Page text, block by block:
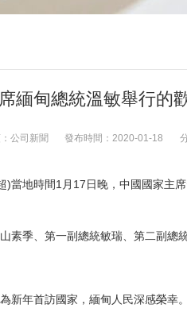
緬甸總統溫敏舉行的
公司新聞 發布時間： 2020-01-18
地時間1月17日晚，中國國家主席
季、第一副總統敏瑞、第二副總統
年首訪國家，緬甸人民深感榮幸